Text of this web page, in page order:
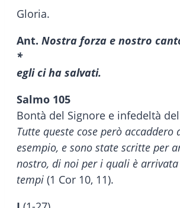
Gloria.
Ant. Nostra forza e nostro
*
egli ci ha salvati.
Salmo 105
Bontà del Signore e infedeltà
Tutte queste cose però accaddero
esempio, e sono state scritte per
nostro, di noi per i quali è
tempi (1 Cor 10, 11).